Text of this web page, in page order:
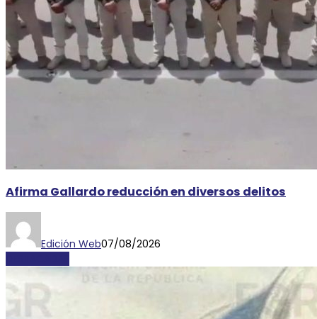
Afirma Gallardo reducción en diversos delitos
Edición Web07/08/2026